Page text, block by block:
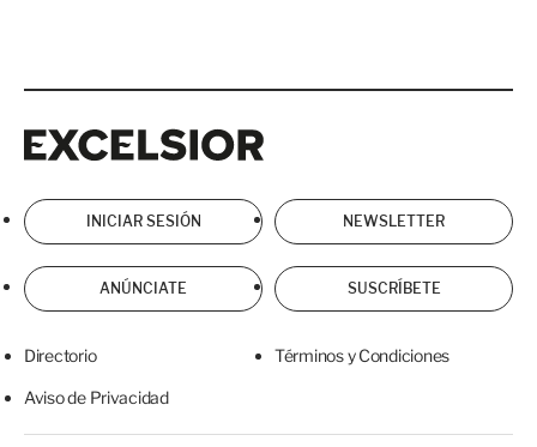
INICIAR SESIÓN NEWSLETTER
ANÚNCIATE SUSCRÍBETE
Directorio Términos y Condiciones
Aviso de Privacidad